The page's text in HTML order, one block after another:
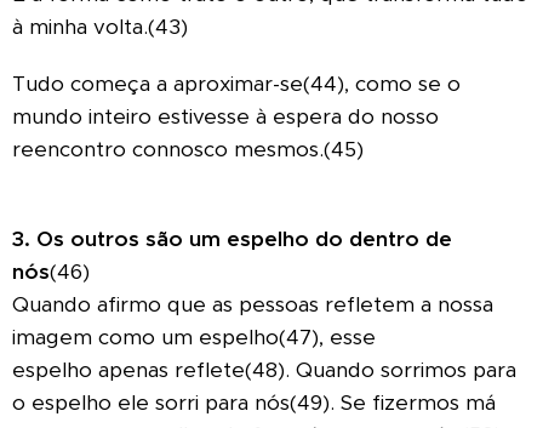
à minha volta.(43)
Tudo começa a aproximar-se(44), como se o
mundo inteiro estivesse à espera do nosso
reencontro connosco mesmos.(45)
3. Os outros são um espelho do dentro de
nós(46)
Quando afirmo que as pessoas refletem a nossa
imagem como um espelho(47), esse
espelho apenas reflete(48). Quando sorrimos para
o espelho ele sorri para nós(49). Se fizermos má